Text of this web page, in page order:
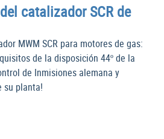
catalizador SCR de
MWM SCR para motores de gas:
de la disposición 44º de la
de Inmisiones alemana y
su planta!